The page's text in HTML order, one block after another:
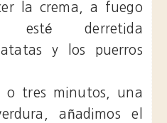
la crema, a fuego
esté derretida
y los puerros
o tres minutos, una
añadimos el